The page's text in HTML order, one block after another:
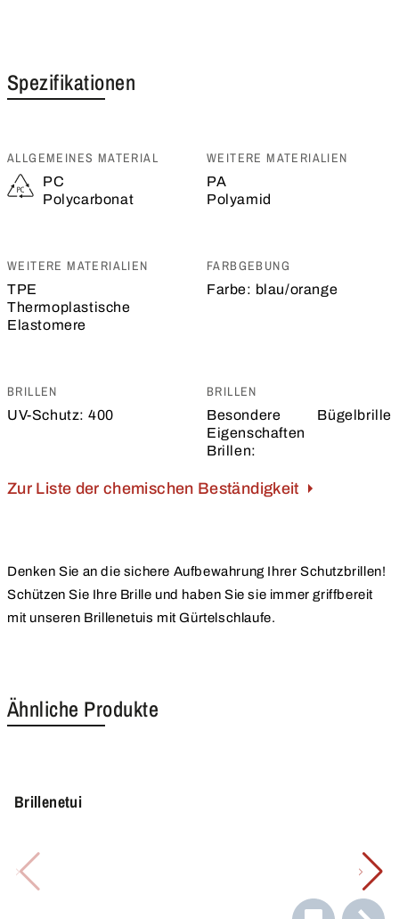
Spezifikationen
ALLGEMEINES MATERIAL
PC
Polycarbonat
WEITERE MATERIALIEN
PA
Polyamid
WEITERE MATERIALIEN
TPE
Thermoplastische
Elastomere
FARBGEBUNG
Farbe: blau/orange
BRILLEN
UV-Schutz: 400
BRILLEN
Besondere
Eigenschaften
Brillen:
Bügelbrille
Zur Liste der chemischen Beständigkeit
Denken Sie an die sichere Aufbewahrung Ihrer Schutzbrillen!
Schützen Sie Ihre Brille und haben Sie sie immer griffbereit
mit unseren Brillenetuis mit Gürtelschlaufe.
Ähnliche Produkte
Brillenetui